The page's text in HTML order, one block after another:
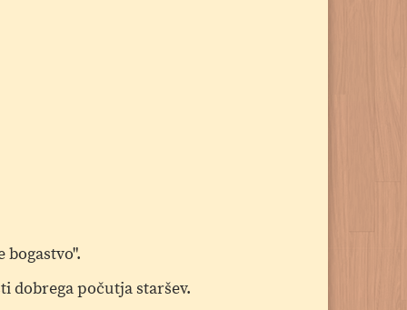
bogastvo".
dobrega počutja staršev.